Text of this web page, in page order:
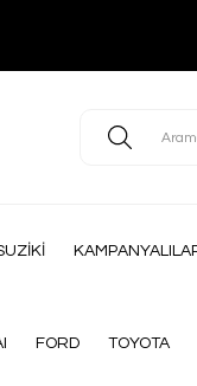
FORD TOYOTA